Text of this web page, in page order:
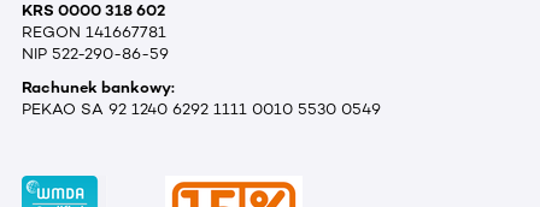
KRS 0000 318 602
REGON 141667781
NIP 522-290-86-59
Rachunek bankowy:
PEKAO SA 92 1240 6292 1111 0010 5530 0549